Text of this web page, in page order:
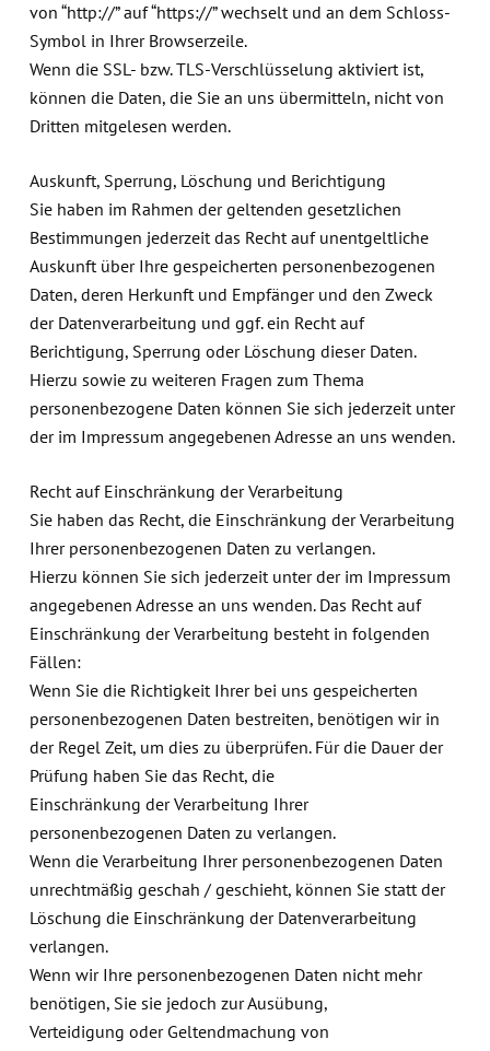
von “http://” auf “https://” wechselt und an dem Schloss-
Symbol in Ihrer Browserzeile.
Wenn die SSL- bzw. TLS-Verschlüsselung aktiviert ist,
können die Daten, die Sie an uns übermitteln, nicht von
Dritten mitgelesen werden.
Auskunft, Sperrung, Löschung und Berichtigung
Sie haben im Rahmen der geltenden gesetzlichen
Bestimmungen jederzeit das Recht auf unentgeltliche
Auskunft über Ihre gespeicherten personenbezogenen
Daten, deren Herkunft und Empfänger und den Zweck
der Datenverarbeitung und ggf. ein Recht auf
Berichtigung, Sperrung oder Löschung dieser Daten.
Hierzu sowie zu weiteren Fragen zum Thema
personenbezogene Daten können Sie sich jederzeit unter
der im Impressum angegebenen Adresse an uns wenden.
Recht auf Einschränkung der Verarbeitung
Sie haben das Recht, die Einschränkung der Verarbeitung
Ihrer personenbezogenen Daten zu verlangen.
Hierzu können Sie sich jederzeit unter der im Impressum
angegebenen Adresse an uns wenden. Das Recht auf
Einschränkung der Verarbeitung besteht in folgenden
Fällen:
Wenn Sie die Richtigkeit Ihrer bei uns gespeicherten
personenbezogenen Daten bestreiten, benötigen wir in
der Regel Zeit, um dies zu überprüfen. Für die Dauer der
Prüfung haben Sie das Recht, die
Einschränkung der Verarbeitung Ihrer
personenbezogenen Daten zu verlangen.
Wenn die Verarbeitung Ihrer personenbezogenen Daten
unrechtmäßig geschah / geschieht, können Sie statt der
Löschung die Einschränkung der Datenverarbeitung
verlangen.
Wenn wir Ihre personenbezogenen Daten nicht mehr
benötigen, Sie sie jedoch zur Ausübung,
Verteidigung oder Geltendmachung von